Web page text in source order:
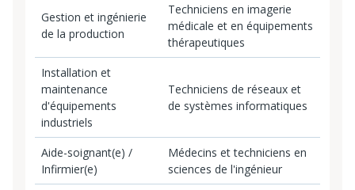
Gestion et ingénierie
de la production
Techniciens en imagerie
médicale et en équipements
thérapeutiques
Installation et
maintenance
d'équipements
industriels
Techniciens de réseaux et
de systèmes informatiques
Aide-soignant(e) /
Infirmier(e)
Médecins et techniciens en
sciences de l'ingénieur